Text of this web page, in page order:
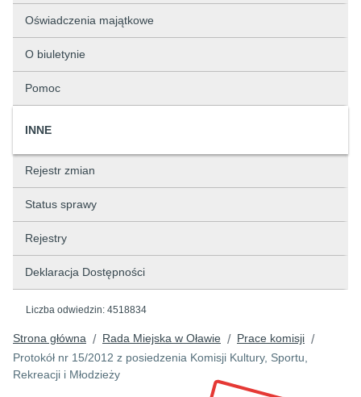
Oświadczenia majątkowe
O biuletynie
Pomoc
INNE
Rejestr zmian
Status sprawy
Rejestry
Deklaracja Dostępności
Liczba odwiedzin: 4518834
Strona główna / Rada Miejska w Oławie / Prace komisji /
Protokół nr 15/2012 z posiedzenia Komisji Kultury, Sportu,
Rekreacji i Młodzieży